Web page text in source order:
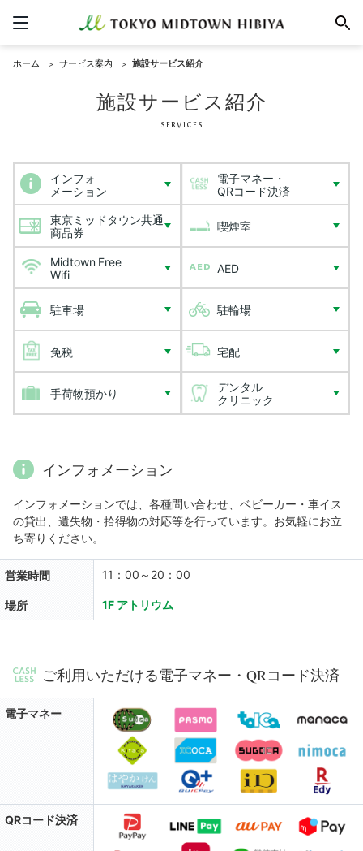
ホーム サービス案内 施設サービス紹介
施設サービス紹介
Services
インフォ
メーション
電子マネー・
QRコード決済
東京ミッドタウン共通
商品券
喫煙室
Midtown Free
Wifi
AED
駐車場 駐輪場
免税 宅配
手荷物預かり
デンタル
クリニック
インフォメーション
インフォメーションでは、各種問い合わせ、ベビーカー・車イス
の貸出、遺失物・拾得物の対応等を行っています。お気軽にお立
ち寄りください。
営業時間
11：00～20：00
場所
1F アトリウム
ご利用いただける電子マネー・QRコード決済
電子マネー
QRコード決済